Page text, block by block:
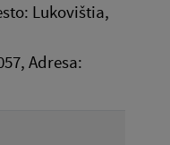
Lukovištia,
Adresa: